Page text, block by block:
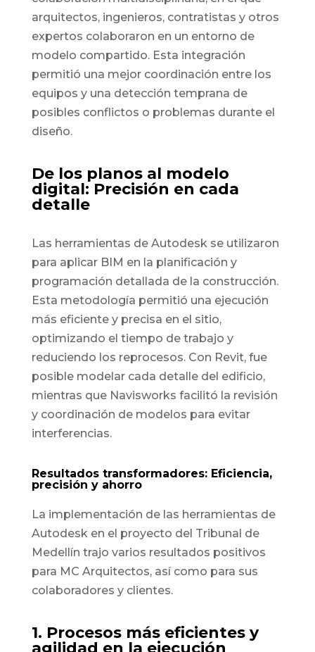
arquitectos, ingenieros, contratistas y otros
expertos colaboraron en un entorno de
modelo compartido. Esta integración
permitió una mejor coordinación entre los
equipos y una detección temprana de
posibles conflictos o problemas durante el
diseño.
De los planos al modelo
digital: Precisión en cada
detalle
Las herramientas de Autodesk se utilizaron
para aplicar BIM en la planificación y
programación detallada de la construcción.
Esta metodología permitió una ejecución
más eficiente y precisa en el sitio,
optimizando el tiempo de trabajo y
reduciendo los reprocesos. Con Revit, fue
posible modelar cada detalle del edificio,
mientras que Navisworks facilitó la revisión
y coordinación de modelos para evitar
interferencias.
Resultados transformadores: Eficiencia,
precisión y ahorro
La implementación de las herramientas de
Autodesk en el proyecto del Tribunal de
Medellín trajo varios resultados positivos
para MC Arquitectos, así como para sus
colaboradores y clientes.
1. Procesos más eficientes y
agilidad en la ejecución